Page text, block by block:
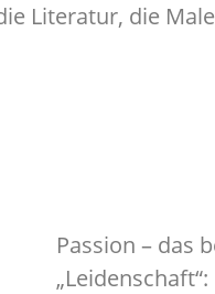
Literatur, die
Passion – das
„Leidenschaft“: